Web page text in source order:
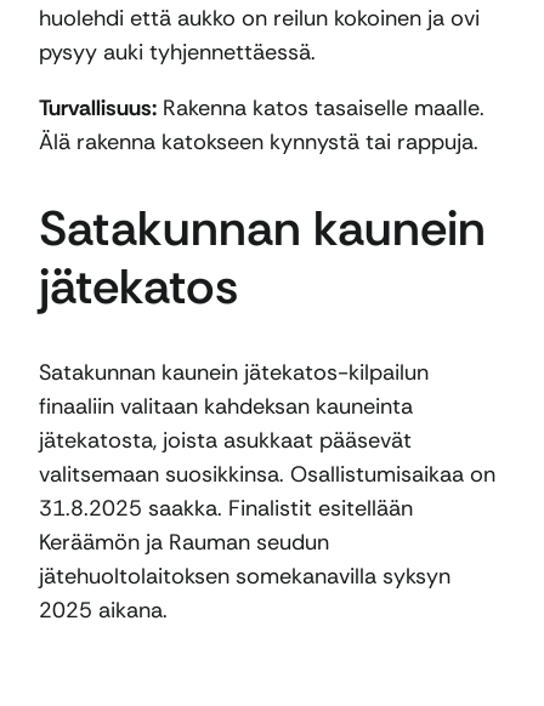
huolehdi että aukko on reilun kokoinen ja ovi
pysyy auki tyhjennettäessä.
Turvallisuus: Rakenna katos tasaiselle maalle.
Älä rakenna katokseen kynnystä tai rappuja.
Satakunnan kaunein
jätekatos
Satakunnan kaunein jätekatos-kilpailun
finaaliin valitaan kahdeksan kauneinta
jätekatosta, joista asukkaat pääsevät
valitsemaan suosikkinsa. Osallistumisaikaa on
31.8.2025 saakka. Finalistit esitellään
Keräämön ja Rauman seudun
jätehuoltolaitoksen somekanavilla syksyn
2025 aikana.